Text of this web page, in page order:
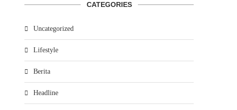
CATEGORIES
Uncategorized
Lifestyle
Berita
Headline